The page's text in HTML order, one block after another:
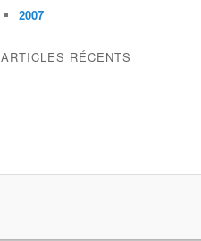
2007
ARTICLES RÉCENTS